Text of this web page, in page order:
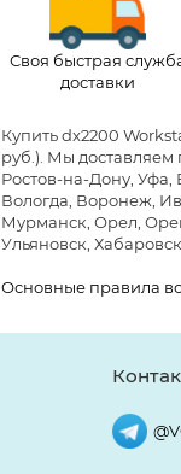
Своя быстрая
доставки
Купить dx2200
руб.) . Мы
Ростов-на-Дону, Уфа,
Вологда, Воронеж,
Мурманск, Орел,
Ульяновск,
Основные правила